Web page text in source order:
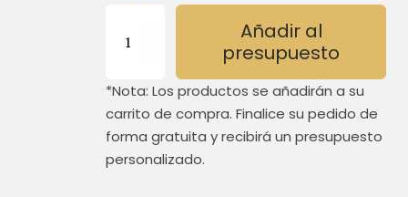
desplumando
con
burra
Paja
+
Añadir al
presupuesto
*Nota: Los productos se añadirán a su
carrito de compra. Finalice su pedido de
forma gratuita y recibirá un presupuesto
personalizado.